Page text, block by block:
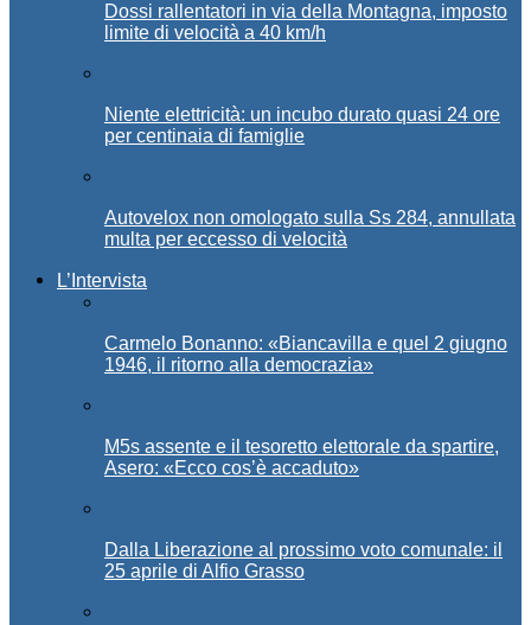
Dossi rallentatori in via della Montagna, imposto
limite di velocità a 40 km/h
Niente elettricità: un incubo durato quasi 24 ore
per centinaia di famiglie
Autovelox non omologato sulla Ss 284, annullata
multa per eccesso di velocità
L’Intervista
Carmelo Bonanno: «Biancavilla e quel 2 giugno
1946, il ritorno alla democrazia»
M5s assente e il tesoretto elettorale da spartire,
Asero: «Ecco cos’è accaduto»
Dalla Liberazione al prossimo voto comunale: il
25 aprile di Alfio Grasso